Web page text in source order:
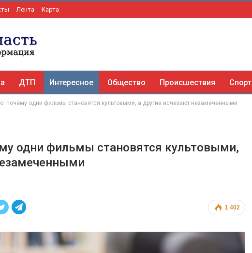
Лента Карта
ДТП Интересное Общество Происшествия Спорт
почему одни фильмы становятся культовыми, а другие исчезают незамеченными
одни фильмы становятся культовыми,
1 402